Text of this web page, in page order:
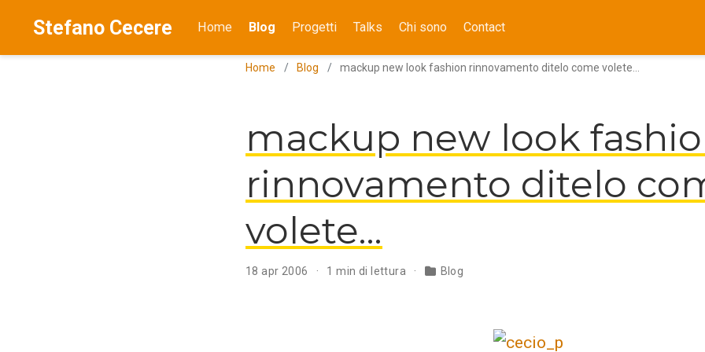
Stefano Cecere Home Blog Progetti Talks Chi sono Contact
Home Blog mackup new look fashion rinnovamento ditelo come volete…
mackup new look
rinnovamento ditelo
volete…
18 apr 2006 1 min di lettura Blog